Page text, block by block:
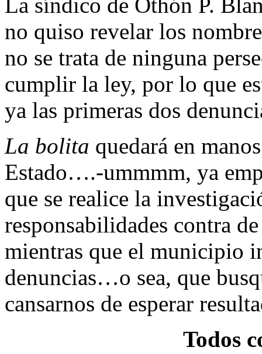
no quiso revelar los
no se trata de ninguna
cumplir la ley, por lo que
ya las primeras dos
La bolita quedará en
Estado….-ummmm, ya
que se realice la
responsabilidades contra
mientras que el municipio
denuncias…o sea, que
cansarnos de esperar
Todos